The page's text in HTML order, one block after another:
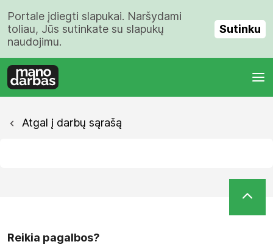
Portale įdiegti slapukai. Naršydami
toliau, Jūs sutinkate su slapukų
naudojimu.
Sutinku
Atgal į darbų sąrašą
Reikia pagalbos?